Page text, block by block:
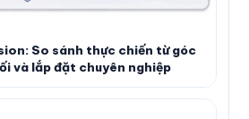
So sánh thực chiến từ góc
và lắp đặt chuyên nghiệp